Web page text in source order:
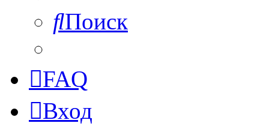
Поиск
FAQ
Вход